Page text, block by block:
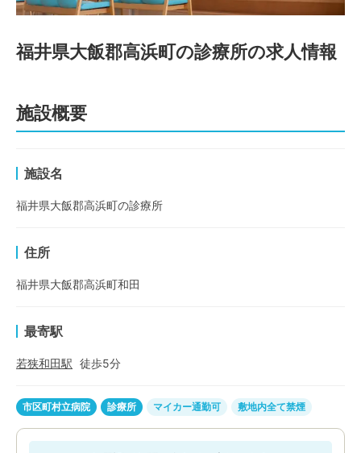
福井県大飯郡高浜町の診療所の求人情報
施設概要
施設名
福井県大飯郡高浜町の診療所
住所
福井県大飯郡高浜町和田
最寄駅
若狭和田駅 徒歩5分
市区町村立病院 診療所 マイカー通勤可 敷地内全て禁煙